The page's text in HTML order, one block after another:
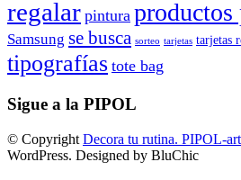
regalar pintura
Samsung se busca sorteo tarjetas tarjetas
tipografías tote bag
Sigue a la PIPOL
© Copyright Decora tu rutina. PIPOL-art
WordPress. Designed by BluChic